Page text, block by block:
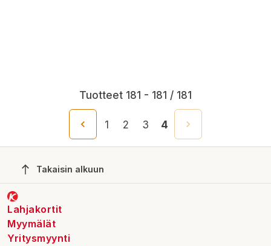
Tuotteet 181 - 181 / 181
1 2 3 4
Takaisin alkuun
Lahjakortit
Myymälät
Yritysmyynti